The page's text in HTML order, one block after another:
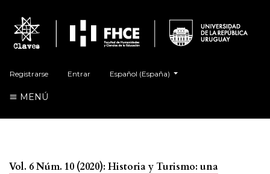
Registrarse Entrar Español (España)
MENÚ
Vol. 6 Núm. 10 (2020): Historia y Turismo: una